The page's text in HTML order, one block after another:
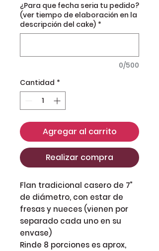
¿Para que fecha seria tu pedido?
(ver tiempo de elaboración en la
descripción del cake) *
0/500
Cantidad *
Agregar al carrito
Realizar compra
Flan tradicional casero de 7”
de diámetro, con estar de
fresas y nueces (vienen por
separado cada uno en su
envase)
Rinde 8 porciones es aprox,